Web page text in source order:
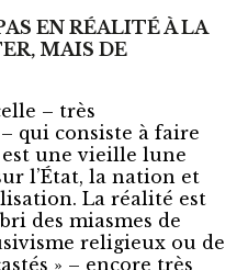
EN RÉALITÉ À LA
MAIS DE
– très
qui consiste à faire
une vieille lune
l’État, la nation et
La réalité est
des miasmes de
religieux ou de
» – encore très